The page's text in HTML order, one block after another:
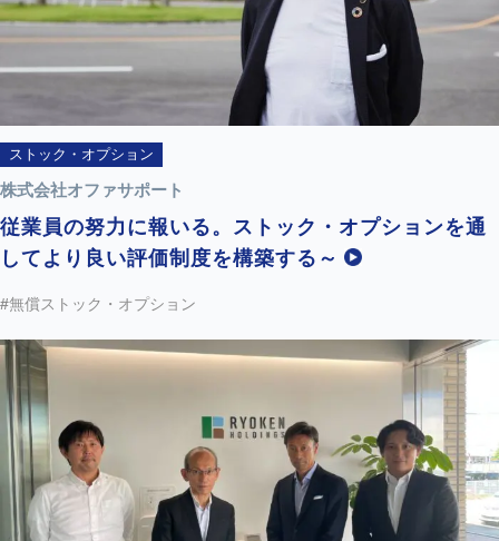
ストック・オプション
株式会社オファサポート
従業員の努力に報いる。ストック・オプションを通
してより良い評価制度を構築する～
#無償ストック・オプション